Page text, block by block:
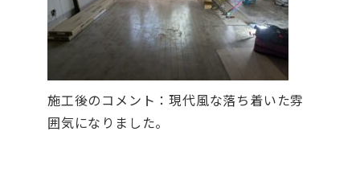
施工後のコメント：現代風な落ち着いた雰
囲気になりました。